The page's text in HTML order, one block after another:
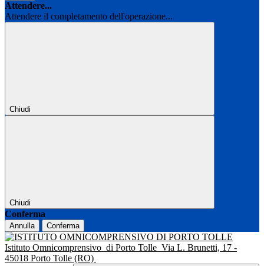
Attendere...
Attendere il completamento dell'operazione...
Chiudi
Chiudi
Conferma
Annulla Conferma
Istituto Omnicomprensivo di Porto Tolle Via L. Brunetti, 17 -
45018 Porto Tolle (RO)